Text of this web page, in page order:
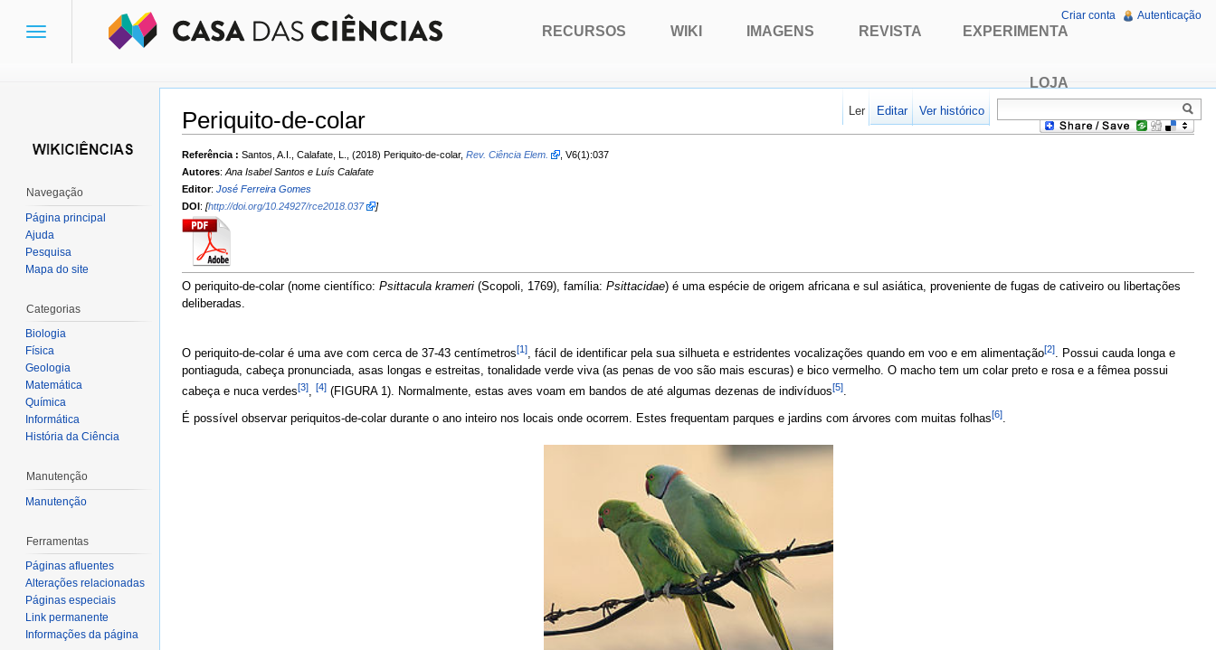
Periquito-de-colar
Ir para:navegação,pesquisa
Referência : Santos, A.I., Calafate, L., (2018) Periquito-de-colar, Rev. Ciência Elem.
, V6(1):037
Autores: Ana Isabel Santos e Luís Calafate
Editor: José Ferreira Gomes
DOI: [http://doi.org/10.24927/rce2018.037 ]
O periquito-de-colar (nome científico: Psittacula krameri (Scopoli, 1769), família: Psittacidae) é uma espécie de origem africana e sul asiática, proveniente de fugas de cativeiro ou libertações
deliberadas.
O periquito-de-colar é uma ave com cerca de 37-43 centímetros[1], fácil de identificar pela sua silhueta e estridentes vocalizações quando em voo e em alimentação[2]. Possui cauda longa e
pontiaguda, cabeça pronunciada, asas longas e estreitas, tonalidade verde viva (as penas de voo são mais escuras) e bico vermelho. O macho tem um colar preto e rosa e a fêmea possui
cabeça e nuca verdes[3], [4] (FIGURA 1). Normalmente, estas aves voam em bandos de até algumas dezenas de indivíduos[5].
É possível observar periquitos-de-colar durante o ano inteiro nos locais onde ocorrem. Estes frequentam parques e jardins com árvores com muitas folhas[6].
Toggle
RECURSOS WIKI IMAGENS REVISTA EXPERIMENTA
LOJA
Criar conta Autenticação
Ler Editar Ver histórico
Navegação
Página principal
Ajuda
Pesquisa
Mapa do site
Categorias
Biologia
Física
Geologia
Matemática
Química
Informática
História da Ciência
Manutenção
Manutenção
Ferramentas
Páginas afluentes
Alterações relacionadas
Páginas especiais
Link permanente
Informações da página